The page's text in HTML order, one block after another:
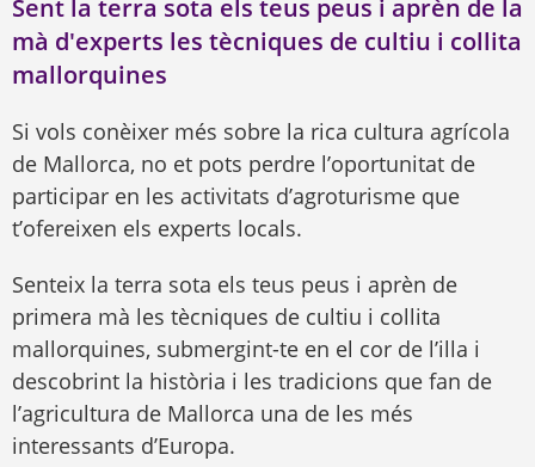
Sent la terra sota els teus peus i aprèn de la
mà d'experts les tècniques de cultiu i collita
mallorquines
Si vols conèixer més sobre la rica cultura agrícola
de Mallorca, no et pots perdre l’oportunitat de
participar en les activitats d’agroturisme que
t’ofereixen els experts locals.
Senteix la terra sota els teus peus i aprèn de
primera mà les tècniques de cultiu i collita
mallorquines, submergint-te en el cor de l’illa i
descobrint la història i les tradicions que fan de
l’agricultura de Mallorca una de les més
interessants d’Europa.